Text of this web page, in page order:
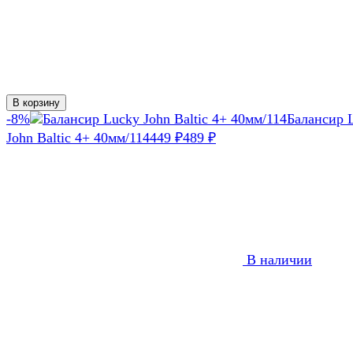
В корзину
-8%
Балансир
John Baltic 4+ 40мм/114449 ₽489 ₽
В наличии